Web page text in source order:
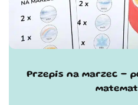
Przepis na marzec -